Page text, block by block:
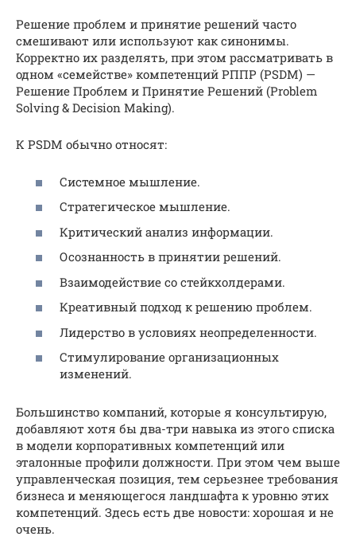
Решение проблем и принятие решений часто
смешивают или используют как синонимы.
Корректно их разделять, при этом рассматривать в
одном «семействе» компетенций РППР (PSDM) —
Решение Проблем и Принятие Решений (Problem
Solving & Decision Making).
К PSDM обычно относят:
Системное мышление.
Стратегическое мышление.
Критический анализ информации.
Осознанность в принятии решений.
Взаимодействие со стейкхолдерами.
Креативный подход к решению проблем.
Лидерство в условиях неопределенности.
Стимулирование организационных
изменений.
Большинство компаний, которые я консультирую,
добавляют хотя бы два-три навыка из этого списка
в модели корпоративных компетенций или
эталонные профили должности. При этом чем выше
управленческая позиция, тем серьезнее требования
бизнеса и меняющегося ландшафта к уровню этих
компетенций. Здесь есть две новости: хорошая и не
очень.